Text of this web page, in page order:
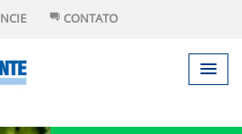
CONTATO